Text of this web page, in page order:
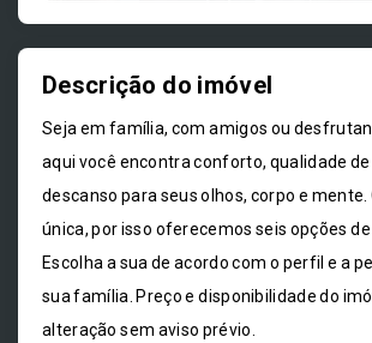
Descrição do imóvel
Seja em família, com amigos ou
aqui você encontra conforto, qualidade de
descanso para seus olhos, corpo e mente.
única, por isso oferecemos seis opções de
Escolha a sua de acordo com o perfil e a
sua família. Preço e disponibilidade do
alteração sem aviso prévio.